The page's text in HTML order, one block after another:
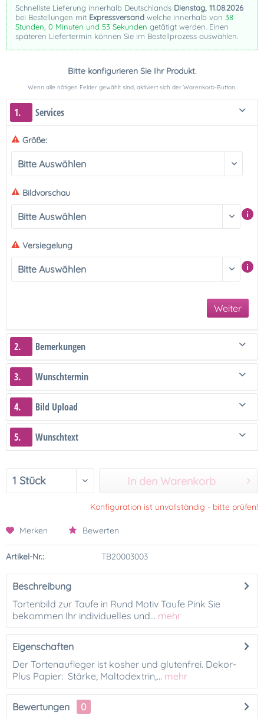
Schnellste Lieferung innerhalb Deutschlands Dienstag, 11.08.2026
bei Bestellungen mit Expressversand welche innerhalb von 38
Stunden, 0 Minuten und 52 Sekunden getätigt werden. Einen
späteren Liefertermin können Sie im Bestellprozess auswählen.
Bitte konfigurieren Sie Ihr Produkt.
Wenn alle nötigen Felder gewählt sind, aktiviert sich der Warenkorb-Button.
1. Services
Größe:
Bildvorschau
Versiegelung
Weiter
2. Bemerkungen
3. Wunschtermin
4. Bild Upload
5. Wunschtext
In den Warenkorb
Konfiguration ist unvollständig - bitte prüfen!
Merken Bewerten
Artikel-Nr.: TB20003003
Beschreibung
Tortenbild zur Taufe in Rund Motiv Taufe Pink Sie
bekommen Ihr individuelles und... mehr
Eigenschaften
Der Tortenaufleger ist kosher und glutenfrei. Dekor-
Plus Papier: Stärke, Maltodextrin,... mehr
Bewertungen
0